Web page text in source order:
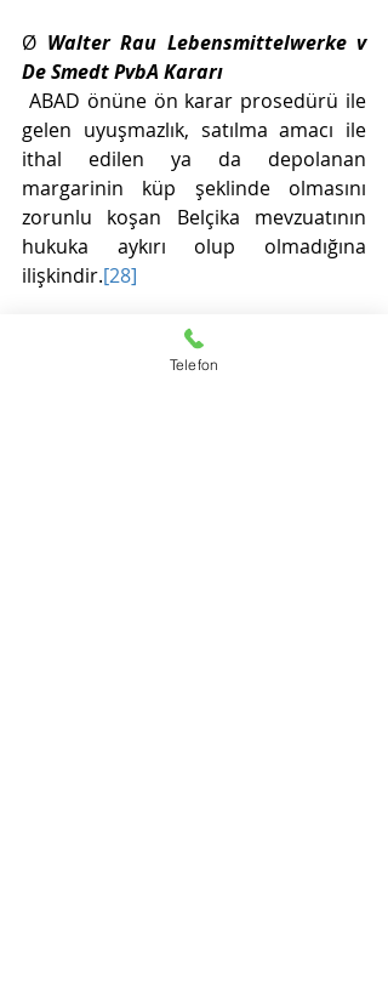
Ø Walter Rau Lebensmittelwerke v
De Smedt PvbA Kararı
gelen uyuşmazlık, satılma amacı ile
ithal edilen ya da depolanan
margarinin küp şeklinde olmasını
zorunlu koşan Belçika mevzuatının
hukuka aykırı olup olmadığına
ilişkindir.[28]
sürdüğü meşru sebep,
Telefon